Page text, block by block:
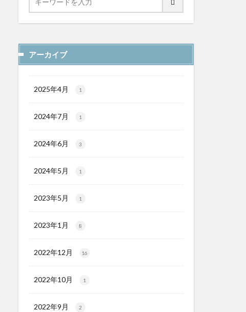
アーカイブ
2025年4月 1
2024年7月 1
2024年6月 3
2024年5月 1
2023年5月 1
2023年1月 8
2022年12月 16
2022年10月 1
2022年9月 2